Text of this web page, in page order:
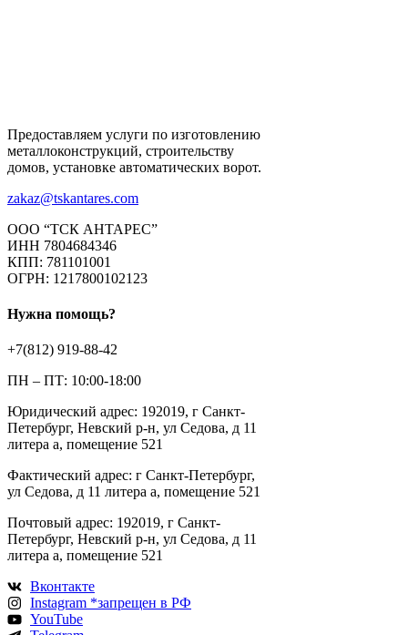
Предоставляем услуги по изготовлению
металлоконструкций, строительству
домов, установке автоматических ворот.
zakaz@tskantares.com
ООО “ТСК АНТАРЕС”
ИНН 7804684346
КПП: 781101001
ОГРН: 1217800102123
Нужна помощь?
+7(812) 919-88-42
ПН – ПТ: 10:00-18:00
Юридический адрес: 192019, г Санкт-
Петербург, Невский р-н, ул Седова, д 11
литера а, помещение 521
Фактический адрес: г Санкт-Петербург,
ул Седова, д 11 литера а, помещение 521
Почтовый адрес: 192019, г Санкт-
Петербург, Невский р-н, ул Седова, д 11
литера а, помещение 521
Вконтакте
Instagram *запрещен в РФ
YouTube